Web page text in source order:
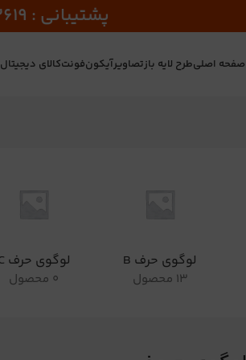
پشتیبانی : 02166102619 - 09366119082
صفحه اصلیطرح لایه بازتصاویرآیکونفونتکالای دیجیتال
لوگوی حرف B
13 محصول
لوگوی حرف C
0 محصول